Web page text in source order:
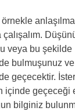
çalışalım.
veya bu şekilde
bulmuşunuz ve
geçecektir.
içinde geçeceği
bilginiz